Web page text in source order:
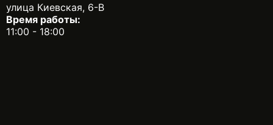
улица Киевская, 6-В
Время работы:
11:00 - 18:00